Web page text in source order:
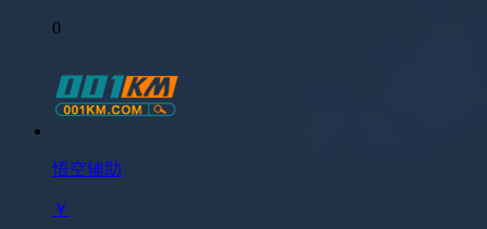
0
悟空辅助
￥